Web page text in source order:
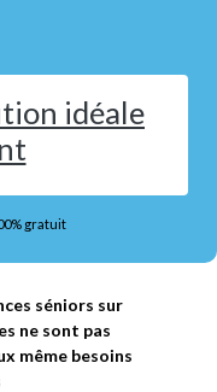
idéale
gratuit
séniors sur
ne sont pas
même besoins